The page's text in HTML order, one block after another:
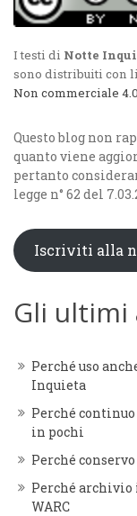
I testi di Notte
sono distribuiti con
Non commerciale
Questo blog non
quanto viene
pertanto
legge n° 62 del
Iscriviti alla
Gli
Perché uso
Inquieta
Perché
in pochi
Perché
Perché
WARC